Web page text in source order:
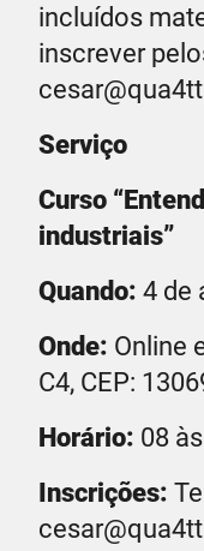
incluídos
inscrever
Serviço
Curso
industriais”
Quando: 4 de
Onde: Online
C4, CEP:
Horário: 08
Inscrições: